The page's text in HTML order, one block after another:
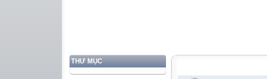
THƯ MỤC